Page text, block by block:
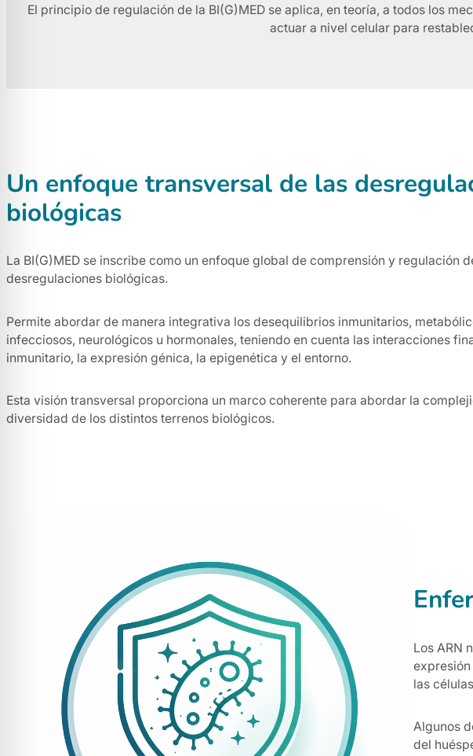
El principio de regulación de la BI(G)MED se aplica, en teoría, a todos los
actuar a nivel celular para
Un enfoque transversal de las
biológicas
La BI(G)MED se inscribe como un enfoque global de comprensión y regulación
desregulaciones biológicas.
Permite abordar de manera integrativa los desequilibrios inmunitarios,
infecciosos, neurológicos u hormonales, teniendo en cuenta las interacciones
inmunitario, la expresión génica, la epigenética y el entorno.
Esta visión transversal proporciona un marco coherente para abordar la
diversidad de los distintos terrenos biológicos.
Los ARN
las
Algunos
del